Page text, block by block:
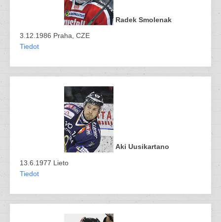
Radek Smolenak
3.12.1986 Praha, CZE
Tiedot
Aki Uusikartano
13.6.1977 Lieto
Tiedot